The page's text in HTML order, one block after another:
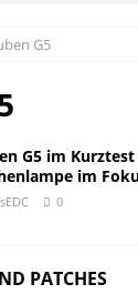
G5
G5 im Kurztest
im
0
PATCHES